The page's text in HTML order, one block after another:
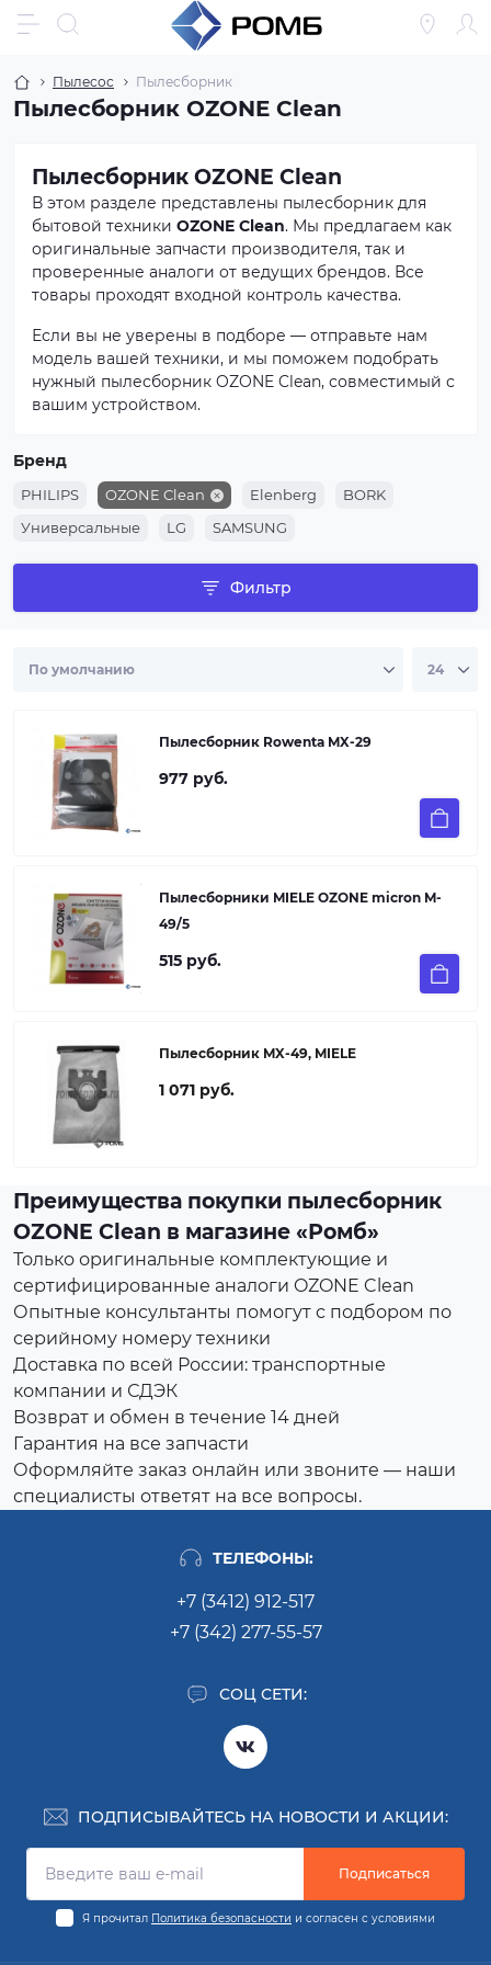
Пылесос Пылесборник
Пылесборник OZONE Clean
Пылесборник OZONE Clean
В этом разделе представлены пылесборник для
бытовой техники OZONE Clean. Мы предлагаем как
оригинальные запчасти производителя, так и
проверенные аналоги от ведущих брендов. Все
товары проходят входной контроль качества.
Если вы не уверены в подборе — отправьте нам
модель вашей техники, и мы поможем подобрать
нужный пылесборник OZONE Clean, совместимый с
вашим устройством.
Бренд
PHILIPS OZONE Clean Elenberg
BORK
Универсальные
LG SAMSUNG
Фильтр
Пылесборник Rowenta MX-29
977 руб.
Пылесборники MIELE OZONE micron M-
49/5
515 руб.
Пылесборник MX-49, MIELE
1 071 руб.
Преимущества покупки пылесборник
OZONE Clean в магазине «Ромб»
Только оригинальные комплектующие и
сертифицированные аналоги OZONE Clean
Опытные консультанты помогут с подбором по
серийному номеру техники
Доставка по всей России: транспортные
компании и СДЭК
Возврат и обмен в течение 14 дней
Гарантия на все запчасти
Оформляйте заказ онлайн или звоните — наши
специалисты ответят на все вопросы.
ТЕЛЕФОНЫ:
+7 (3412) 912-517
+7 (342) 277-55-57
СОЦ СЕТИ:
ПОДПИСЫВАЙТЕСЬ НА НОВОСТИ И АКЦИИ:
Подписаться
Я прочитал Политика безопасности и согласен с условиями